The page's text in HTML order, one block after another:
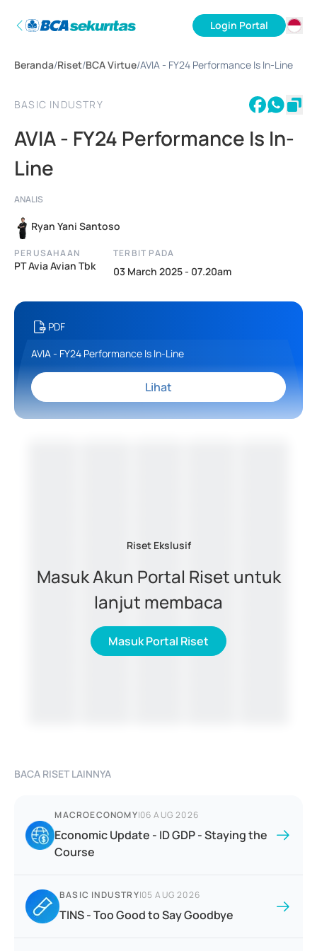
Login Portal
EN
Beranda/Riset/BCA Virtue/AVIA - FY24 Performance Is In-Line
BASIC INDUSTRY
AVIA - FY24 Performance Is In-
Line
ANALIS
Ryan Yani Santoso
PERUSAHAAN
PT Avia Avian Tbk
TERBIT PADA
03 March 2025 - 07.20am
PDF
AVIA - FY24 Performance Is In-Line
Lihat
Riset Ekslusif
Masuk Akun Portal Riset untuk
lanjut membaca
Masuk Portal Riset
BACA RISET LAINNYA
MACROECONOMY|06 AUG 2026
Economic Update - ID GDP - Staying the
Course
BASIC INDUSTRY|05 AUG 2026
TINS - Too Good to Say Goodbye